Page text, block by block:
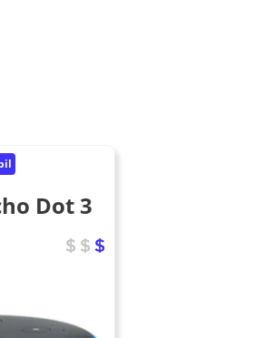
Dot 3